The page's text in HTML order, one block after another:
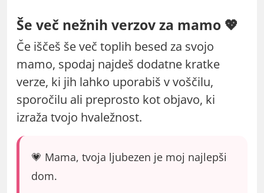
Še več nežnih verzov za mamo 💖
Če iščeš še več toplih besed za svojo
mamo, spodaj najdeš dodatne kratke
verze, ki jih lahko uporabiš v voščilu,
sporočilu ali preprosto kot objavo, ki
izraža tvojo hvaležnost.
💗 Mama, tvoja ljubezen je moj najlepši
dom.